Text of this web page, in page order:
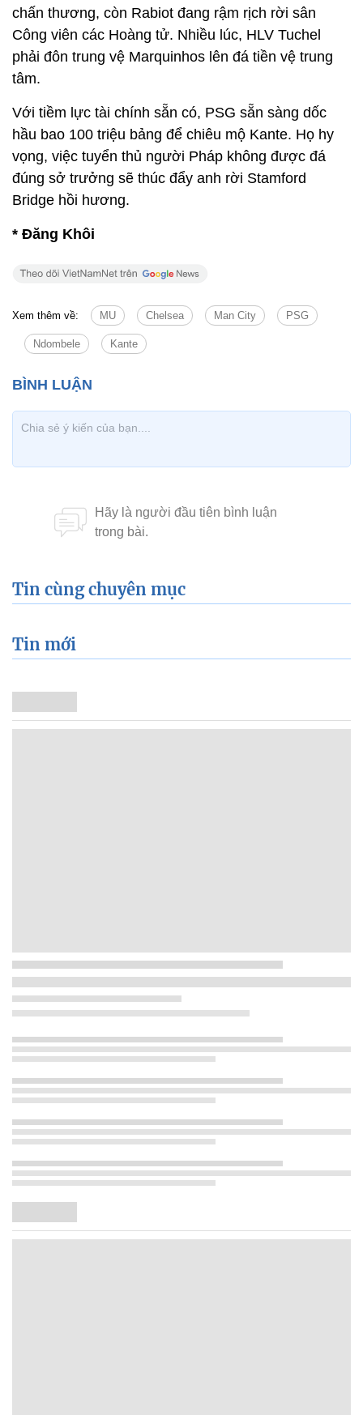
chấn thương, còn Rabiot đang rậm rịch rời sân
Công viên các Hoàng tử. Nhiều lúc, HLV Tuchel
phải đôn trung vệ Marquinhos lên đá tiền vệ trung
tâm.
Với tiềm lực tài chính sẵn có, PSG sẵn sàng dốc
hầu bao 100 triệu bảng để chiêu mộ Kante. Họ hy
vọng, việc tuyển thủ người Pháp không được đá
đúng sở trưởng sẽ thúc đẩy anh rời Stamford
Bridge hồi hương.
* Đăng Khôi
Xem thêm về: MU Chelsea Man City PSG
Ndombele Kante
Tin cùng chuyên mục
Tin mới